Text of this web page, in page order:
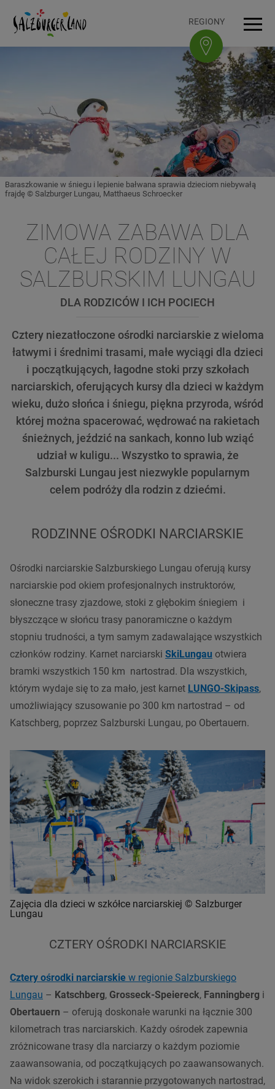
Do treściAccesskey
[0]
Do nawigacjiAccesskey
[1]
Na górę stronyAccesskey
[2]
Do stopkiAccesskey
[3] REGIONY
Baraszkowanie w śniegu i lepienie bałwana sprawia dzieciom niebywałą
frajdę © Salzburger Lungau, Matthaeus Schroecker
ZIMOWA ZABAWA DLA
CAŁEJ RODZINY W
SALZBURSKIM LUNGAU
DLA RODZICÓW I ICH POCIECH
Cztery niezatłoczone ośrodki narciarskie z wieloma
łatwymi i średnimi trasami, małe wyciągi dla dzieci
i początkujących, łagodne stoki przy szkołach
narciarskich, oferujących kursy dla dzieci w każdym
wieku, dużo słońca i śniegu, piękna przyroda, wśród
której można spacerować, wędrować na rakietach
śnieżnych, jeździć na sankach, konno lub wziąć
udział w kuligu... Wszystko to sprawia, że
Salzburski Lungau jest niezwykle popularnym
celem podróży dla rodzin z dziećmi.
RODZINNE OŚRODKI NARCIARSKIE
Ośrodki narciarskie Salzburskiego Lungau oferują kursy
narciarskie pod okiem profesjonalnych instruktorów,
słoneczne trasy zjazdowe, stoki z głębokim śniegiem i
błyszczące w słońcu trasy panoramiczne o każdym
stopniu trudności, a tym samym zadawalające wszystkich
członków rodziny. Karnet narciarski SkiLungau otwiera
bramki wszystkich 150 km nartostrad. Dla wszystkich,
którym wydaje się to za mało, jest karnet LUNGO-Skipass,
umożliwiający szusowanie po 300 km nartostrad – od
Katschberg, poprzez Salzburski Lungau, po Obertauern.
Zajęcia dla dzieci w szkółce narciarskiej © Salzburger
Lungau
CZTERY OŚRODKI NARCIARSKIE
Cztery ośrodki narciarskie w regionie Salzburskiego
Lungau – Katschberg, Grosseck-Speiereck, Fanningberg i
Obertauern – oferują doskonałe warunki na łącznie 300
kilometrach tras narciarskich. Każdy ośrodek zapewnia
zróżnicowane trasy dla narciarzy o każdym poziomie
zaawansowania, od początkujących po zaawansowanych.
Na widok szerokich i starannie przygotowanych nartostrad,